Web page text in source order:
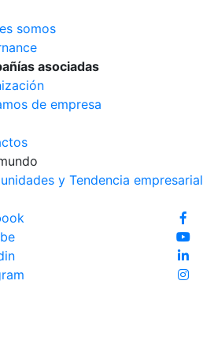
somos
asociadas
de empresa
y Tendencia empresarial